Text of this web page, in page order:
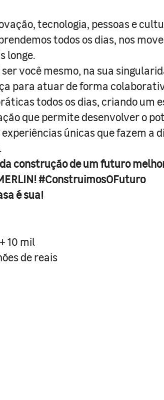
tecnologia, pessoas e
todos os dias, nos
longe.
ser você mesmo, na sua
para atuar de forma
todos os dias, criando um
que permite desenvolver o
únicas que fazem a
construção de um futuro
#ConstruimosOFuturo
é sua!
+ 10 mil
de reais